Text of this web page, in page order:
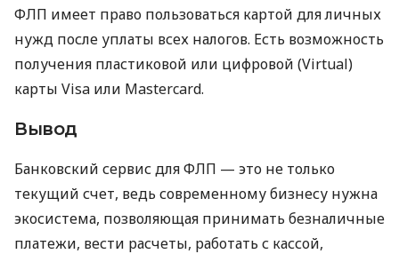
ФЛП имеет право пользоваться картой для личных
нужд после уплаты всех налогов. Есть возможность
получения пластиковой или цифровой (Virtual)
карты Visa или Mastercard.
Вывод
Банковский сервис для ФЛП — это не только
текущий счет, ведь современному бизнесу нужна
экосистема, позволяющая принимать безналичные
платежи, вести расчеты, работать с кассой,